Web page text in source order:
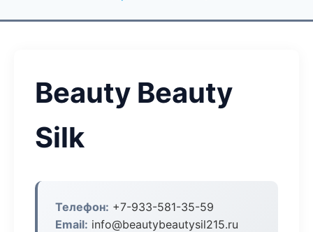
Beauty Beauty
Silk
Телефон: +7-933-581-35-59
Email: info@beautybeautysil215.ru